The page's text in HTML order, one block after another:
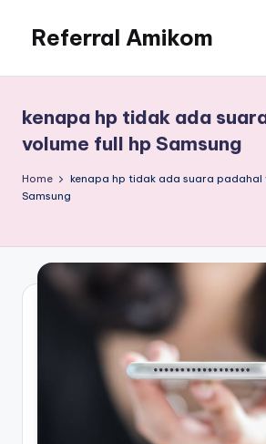
content
Referral Amikom
Amikom
190302278
kenapa hp tidak ada
volume full hp Samsung
Home
kenapa hp tidak ada suara padahal
Samsung